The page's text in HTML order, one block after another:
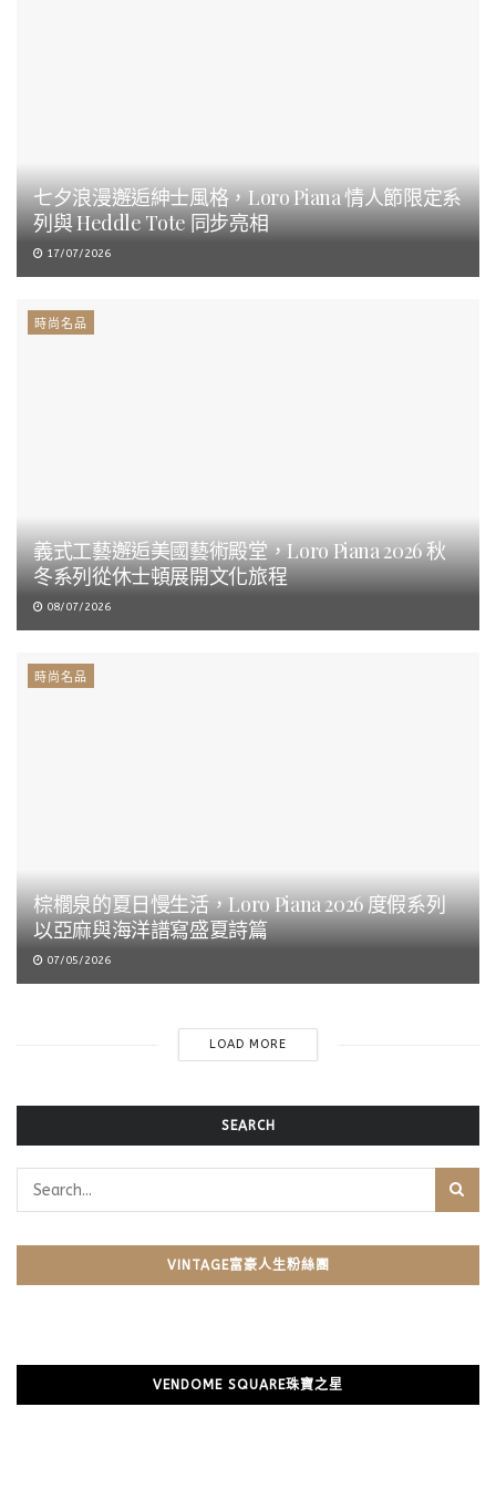
七夕浪漫邂逅紳士風格，Loro Piana 情人節限定系
列與 Heddle Tote 同步亮相
17/07/2026
時尚名品
義式工藝邂逅美國藝術殿堂，Loro Piana 2026 秋
冬系列從休士頓展開文化旅程
08/07/2026
時尚名品
棕櫚泉的夏日慢生活，Loro Piana 2026 度假系列
以亞麻與海洋譜寫盛夏詩篇
07/05/2026
LOAD MORE
SEARCH
VINTAGE富豪人生粉絲團
VENDOME SQUARE珠寶之星